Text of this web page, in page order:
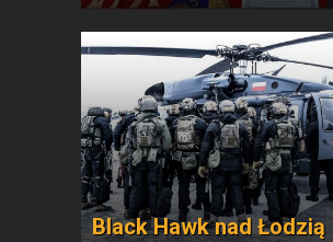
Black Hawk nad Łodzią